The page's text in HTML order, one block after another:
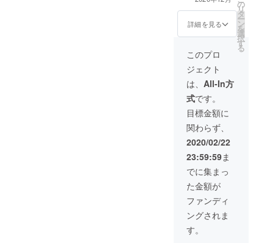
ーー
参加者の方々に
決まり次第、個
別でご連絡させ
す。
ーーーーーーー
ーーーーーーー
ーーーーーーー
ーー
ウント名を明記
ください 必要の
ない場合は「必
要無し」と明記
念感謝祭に招待
いたします。 ※
開催日時：未定
（チャンネル登
録50万人突破後
1ヶ月以内） ※開
催場所：東京 ※
交通費 ：全額
負担いたしま
す。 ※当日の飲
食代はリターン
費用に含まれま
すので費用はか
かりません。 ※
参加者の方々に
は日時と場所が
決まり次第、個
別でご連絡させ
ていただきま
だきます。 ※ご
使用時期に期限
はございませ
なタイミングで
ご依頼いただけ
れば企画作成に
はいります。
詳細を見る
の
リ
タ
ー
ン
を
選
択
す
る
このプロ
ジェクト
は、 All-In方
式です。
目標金額に
関わらず、
2020/02/22
23:59:59ま
でに集まっ
た金額が
ファンディ
ングされま
す。